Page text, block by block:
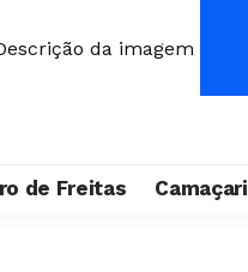
de Freitas Camaçari